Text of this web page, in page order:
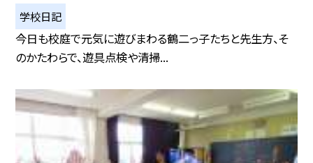
学校日記
今日も校庭で元気に遊びまわる鶴二っ子たちと先生方、そ
のかたわらで、遊具点検や清掃...